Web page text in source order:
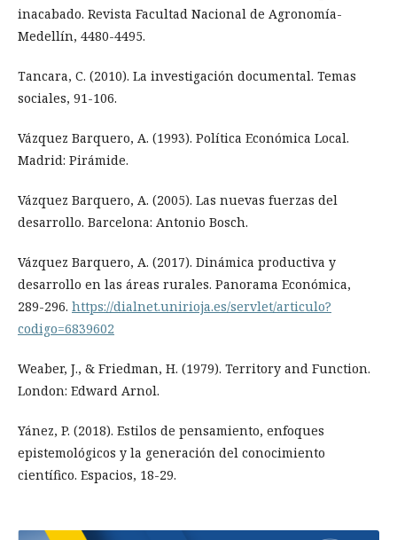
inacabado. Revista Facultad Nacional de Agronomía-
Medellín, 4480-4495.
Tancara, C. (2010). La investigación documental. Temas
sociales, 91-106.
Vázquez Barquero, A. (1993). Política Económica Local.
Madrid: Pirámide.
Vázquez Barquero, A. (2005). Las nuevas fuerzas del
desarrollo. Barcelona: Antonio Bosch.
Vázquez Barquero, A. (2017). Dinámica productiva y
desarrollo en las áreas rurales. Panorama Económica,
289-296. https://dialnet.unirioja.es/servlet/articulo?
codigo=6839602
Weaber, J., & Friedman, H. (1979). Territory and Function.
London: Edward Arnol.
Yánez, P. (2018). Estilos de pensamiento, enfoques
epistemológicos y la generación del conocimiento
científico. Espacios, 18-29.